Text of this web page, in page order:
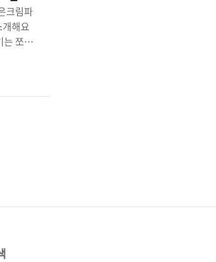
크림파
해요
는 쪼꼬
작은
이 잘
파티푸
는다